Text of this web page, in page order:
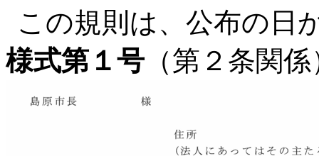
この規則は、公布の日
様式第１号（第２条関係